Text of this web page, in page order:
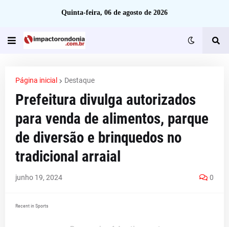
Quinta-feira, 06 de agosto de 2026
Página inicial Destaque
Prefeitura divulga autorizados
para venda de alimentos, parque
de diversão e brinquedos no
tradicional arraial
junho 19, 2024 0
Recent in Sports